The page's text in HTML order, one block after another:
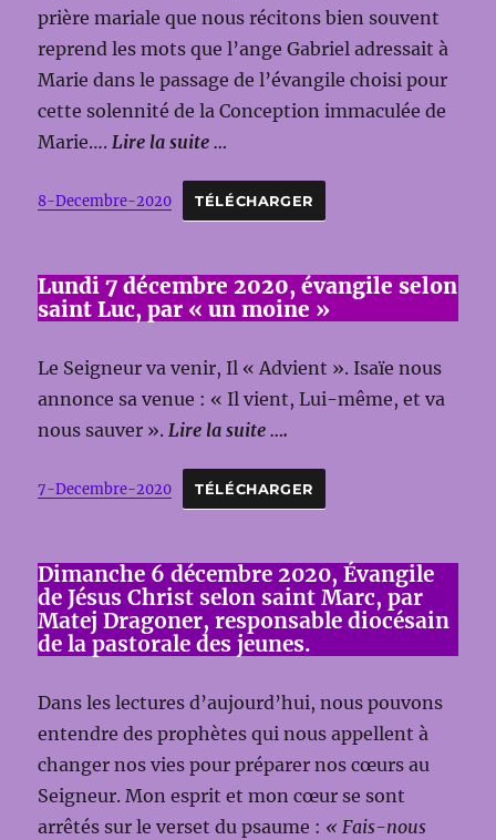
prière mariale que nous récitons bien souvent
reprend les mots que l’ange Gabriel adressait à
Marie dans le passage de l’évangile choisi pour
cette solennité de la Conception immaculée de
Marie….Lire la suite …
8-Decembre-2020 TÉLÉCHARGER
Lundi 7 décembre 2020, évangile selon
saint Luc, par « un moine »
Le Seigneur va venir, Il « Advient ». Isaïe nous
annonce sa venue : « Il vient, Lui-même, et va
nous sauver ». Lire la suite ….
7-Decembre-2020 TÉLÉCHARGER
Dimanche 6 décembre 2020, Évangile
de Jésus Christ selon saint Marc, par
Matej Dragoner, responsable diocésain
de la pastorale des jeunes.
Dans les lectures d’aujourd’hui, nous pouvons
entendre des prophètes qui nous appellent à
changer nos vies pour préparer nos cœurs au
Seigneur. Mon esprit et mon cœur se sont
arrêtés sur le verset du psaume : « Fais-nous